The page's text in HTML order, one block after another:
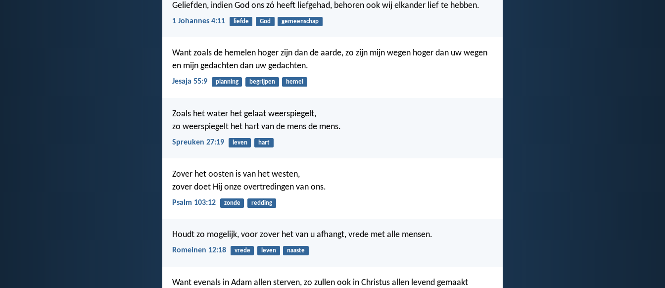
Geliefden, indien God ons zó heeft liefgehad, behoren ook wij elkander lief te hebben.
1 Johannes 4:11 liefde God gemeenschap
Want zoals de hemelen hoger zijn dan de aarde, zo zijn mijn wegen hoger dan uw wegen
en mijn gedachten dan uw gedachten.
Jesaja 55:9 planning begrijpen hemel
Zoals het water het gelaat weerspiegelt,
zo weerspiegelt het hart van de mens de mens.
Spreuken 27:19 leven hart
Zover het oosten is van het westen,
zover doet Hij onze overtredingen van ons.
Psalm 103:12 zonde redding
Houdt zo mogelijk, voor zover het van u afhangt, vrede met alle mensen.
Romeinen 12:18 vrede leven naaste
Want evenals in Adam allen sterven, zo zullen ook in Christus allen levend gemaakt